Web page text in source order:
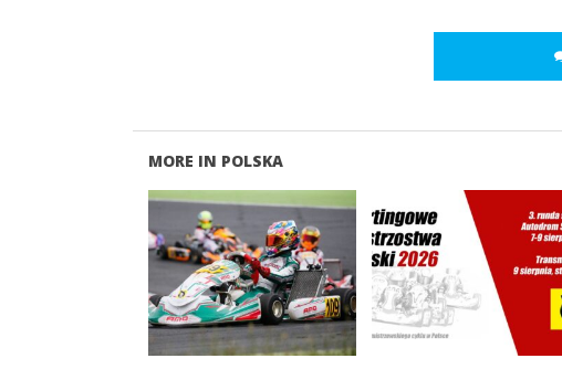
MORE IN POLSKA
READ MORE READ MORE